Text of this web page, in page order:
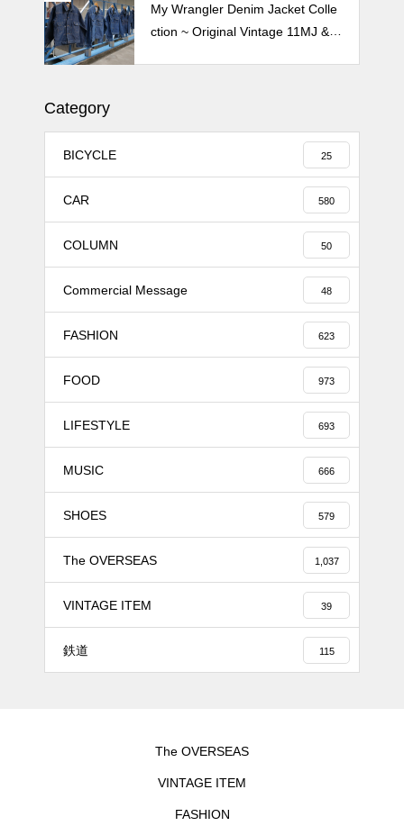
My Wrangler Denim Jacket Colle
ction ~ Original Vintage 11MJ & 1
Category
BICYCLE 25
CAR 580
COLUMN 50
Commercial Message 48
FASHION 623
FOOD 973
LIFESTYLE 693
MUSIC 666
SHOES 579
The OVERSEAS 1,037
VINTAGE ITEM 39
鉄道 115
The OVERSEAS
VINTAGE ITEM
FASHION